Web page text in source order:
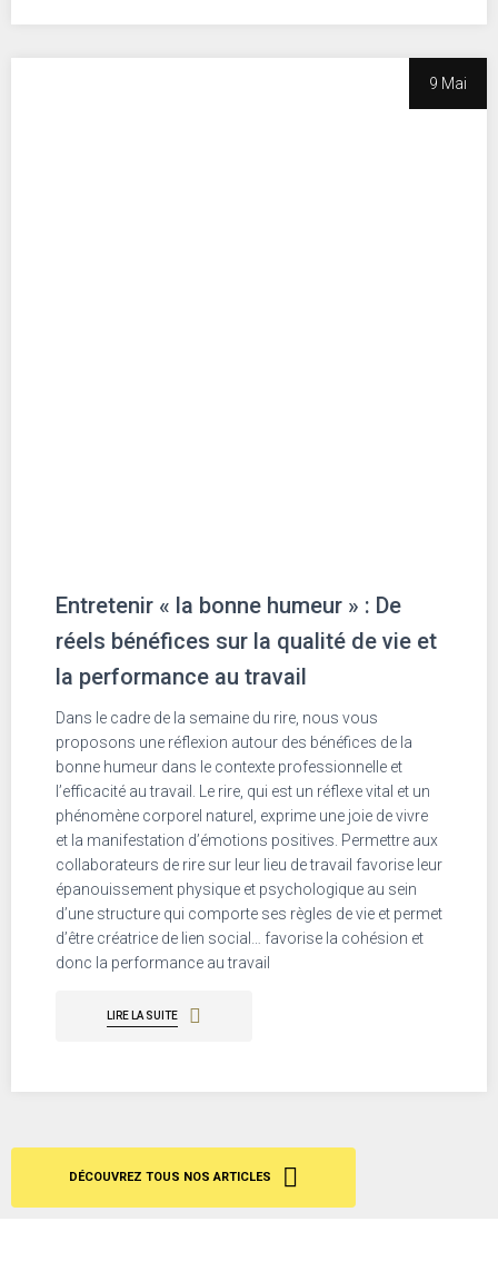
9 Mai
Entretenir « la bonne humeur » : De
réels bénéfices sur la qualité de vie et
la performance au travail
Dans le cadre de la semaine du rire, nous vous
proposons une réflexion autour des bénéfices de la
bonne humeur dans le contexte professionnelle et
l’efficacité au travail. Le rire, qui est un réflexe vital et un
phénomène corporel naturel, exprime une joie de vivre
et la manifestation d’émotions positives. Permettre aux
collaborateurs de rire sur leur lieu de travail favorise leur
épanouissement physique et psychologique au sein
d’une structure qui comporte ses règles de vie et permet
d’être créatrice de lien social… favorise la cohésion et
donc la performance au travail
LIRE LA SUITE
DÉCOUVREZ TOUS NOS ARTICLES